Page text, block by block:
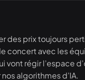
des prix toujours
concert avec les
vont régir l’espace
algorithmes d’IA.